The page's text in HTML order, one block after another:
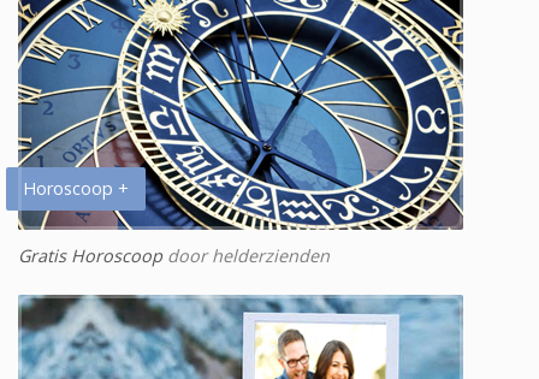
Horoscoop +
Gratis Horoscoopdoor helderzienden